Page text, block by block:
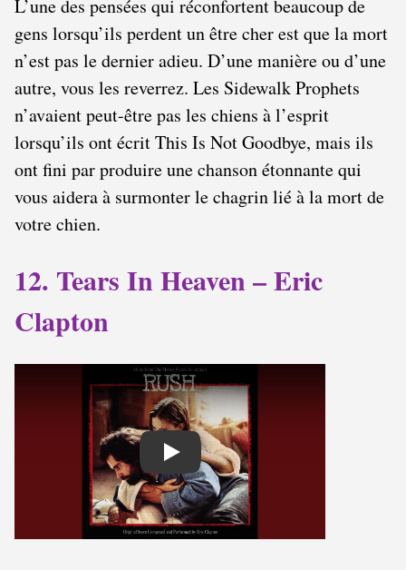
L’une des pensées qui réconfortent beaucoup de
gens lorsqu’ils perdent un être cher est que la mort
n’est pas le dernier adieu. D’une manière ou d’une
autre, vous les reverrez. Les Sidewalk Prophets
n’avaient peut-être pas les chiens à l’esprit
lorsqu’ils ont écrit This Is Not Goodbye, mais ils
ont fini par produire une chanson étonnante qui
vous aidera à surmonter le chagrin lié à la mort de
votre chien.
12. Tears In Heaven – Eric
Clapton
Play